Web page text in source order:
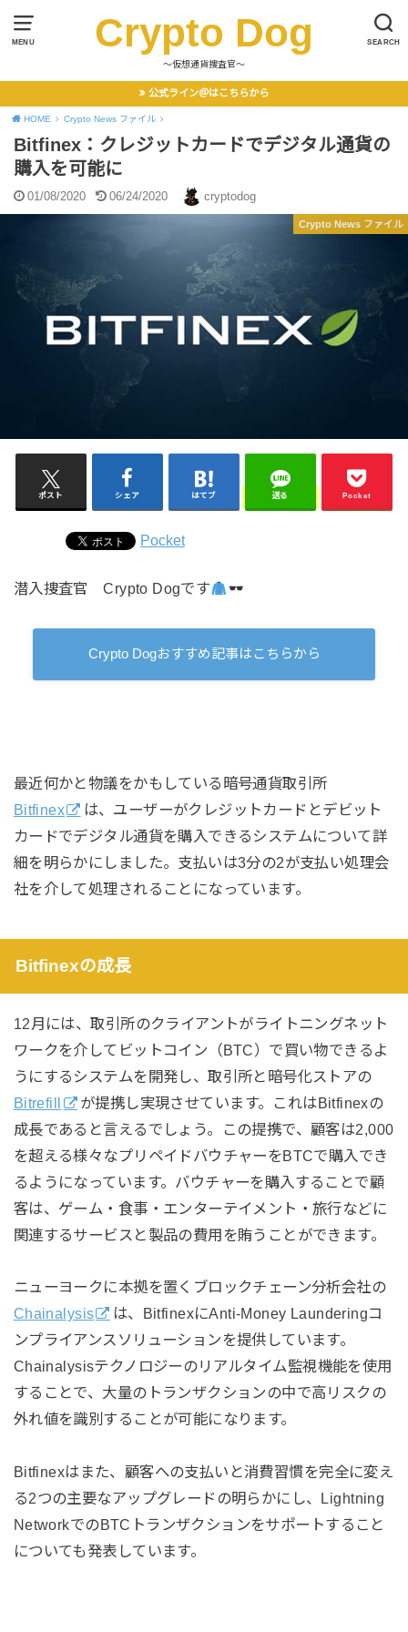
MENU SEARCH
Crypto Dog
〜仮想通貨捜査官〜
公式ライン＠はこちらから
HOME Crypto News ファイル
Bitfinex：クレジットカードでデジタル通貨の
購入を可能に
01/08/2020 06/24/2020 cryptodog
Crypto News ファイル
ポスト シェア はてブ 送る Pocket
Pocket
潜入捜査官 Crypto Dogです
Crypto Dogおすすめ記事はこちらから
最近何かと物議をかもしている暗号通貨取引所
Bitfinex
は、ユーザーがクレジットカードとデビット
カードでデジタル通貨を購入できるシステムについて詳
細を明らかにしました。支払いは3分の2が支払い処理会
社を介して処理されることになっています。
Bitfinexの成長
12月には、取引所のクライアントがライトニングネット
ワークを介してビットコイン（BTC）で買い物できるよ
うにするシステムを開発し、取引所と暗号化ストアの
Bitrefill
が提携し実現させています。これはBitfinexの
成長であると言えるでしょう。
この提携で、顧客は2,000
を超える様々なプリペイドバウチャーをBTCで購入でき
るようになっています。バウチャーを購入することで顧
客は、ゲーム・食事・エンターテイメント・旅行などに
関連するサービスと製品の費用を賄うことができます。
ニューヨークに本拠を置くブロックチェーン分析会社の
Chainalysis
は、BitfinexにAnti-Money Launderingコ
ンプライアンスソリューションを提供しています。
Chainalysisテクノロジーのリアルタイム監視機能を使用
することで、大量のトランザクションの中で高リスクの
外れ値を識別することが可能になります。
Bitfinexはまた、顧客への支払いと消費習慣を完全に変え
る2つの主要なアップグレードの明らかにし、Lightning
NetworkでのBTCトランザクションをサポートすること
についても発表しています。